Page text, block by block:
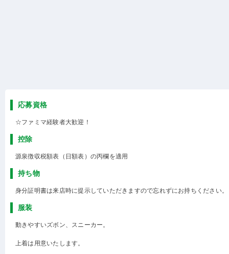
応募資格
☆ファミマ経験者大歓迎！
控除
源泉徴収税額表（日額表）の丙欄を適用
持ち物
身分証明書は来店時に提示していただきますので忘れずにお持ちください。
服装
動きやすいズボン、スニーカー。
上着は用意いたします。